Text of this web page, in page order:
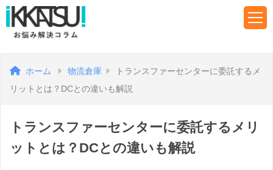
ホーム 物流倉庫
トランスファーセンターに委託するメ
リットとは？DCとの違いも解説
トランスファーセンターに委託するメリ
ットとは？DCとの違いも解説